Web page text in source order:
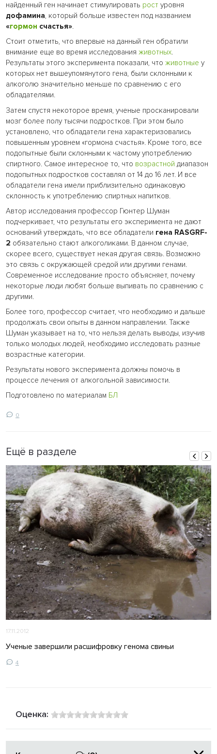
найденный ген начинает стимулировать рост уровня
дофамина, который больше известен под названием
«гормон счастья».
Стоит отметить, что впервые на данный ген обратили
внимание еще во время исследования животных.
Результаты этого эксперимента показали, что животные у
которых нет вышеупомянутого гена, были склонными к
алкоголю значительно меньше по сравнению с его
обладателями.
Затем спустя некоторое время, ученые просканировали
мозг более полу тысячи подростков. При этом было
установлено, что обладатели гена характеризовались
повышенным уровнем «гормона счастья». Кроме того, все
подопытные были склонными к частому употреблению
спиртного. Самое интересное то, что возрастной диапазон
подопытных подростков составлял от 14 до 16 лет. И все
обладатели гена имели приблизительно одинаковую
склонность к употреблению спиртных напитков.
Автор исследования профессор Гюнтер Шуман
подчеркивает, что результаты его эксперимента не дают
оснований утверждать, что все обладатели гена RASGRF-
2 обязательно стают алкоголиками. В данном случае,
скорее всего, существует некая другая связь. Возможно
это связь с окружающей средой или другими генами.
Современное исследование просто объясняет, почему
некоторые люди любят больше выпивать по сравнению с
другими.
Более того, профессор считает, что необходимо и дальше
продолжать свои опыты в данном направлении. Также
Шуман указывает на то, что нельзя делать выводы, изучив
только молодых людей, необходимо исследовать разные
возрастные категории.
Результаты нового эксперимента должны помочь в
процессе лечения от алкогольной зависимости.
Подготовлено по материалам БЛ
0
Ещё в разделе
17.11.2012
Ученые завершили расшифровку генома свиньи
4
Оценка: